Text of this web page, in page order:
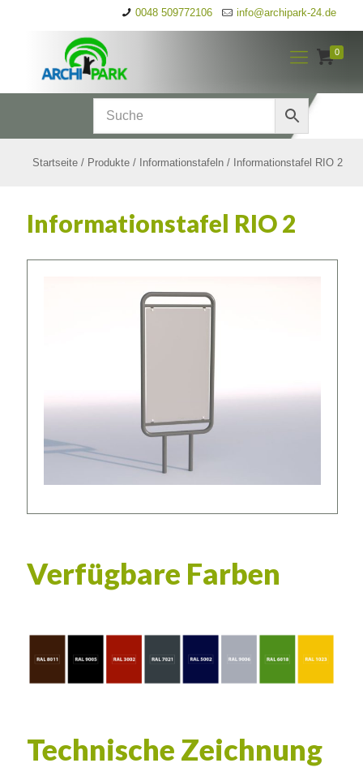
0048 509772106 info@archipark-24.de
0
Startseite / Produkte / Informationstafeln / Informationstafel RIO 2
Informationstafel RIO 2
Verfügbare Farben
Technische Zeichnung